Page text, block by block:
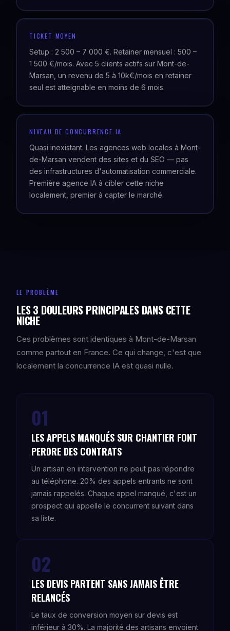
TICKET MOYEN
Setup : 2 500 – 7 000 €. Retainer mensuel : 500 –
1 500 €/mois. Avec 5 clients actifs sur Mont-de-
Marsan, un revenu de 5 à 10k€/mois en retainer
seul est atteignable en moins de 6 mois.
NIVEAU DE CONCURRENCE IA
Quasi inexistant. Les agences web locales à Mont-
de-Marsan vendent des sites et du SEO — pas
des infrastructures d'automatisation commerciale.
Première agence IA à cibler cette niche
localement, premier à capter le marché.
LE PROBLÈME
LES 3 DOULEURS PRINCIPALES DANS CETTE
NICHE
Ces problèmes sont identiques à Mont-de-Marsan
comme partout en France. Ce qui change, c'est que
localement la concurrence IA est quasi nulle.
01
LES APPELS MANQUÉS SUR CHANTIER FONT
PERDRE DES CONTRATS
Un artisan en intervention ne peut pas répondre
au téléphone. 20% des appels entrants ne sont
jamais rappelés. Chaque appel manqué, c'est un
prospect qui appelle le concurrent suivant dans
sa liste.
02
LES DEVIS PARTENT SANS JAMAIS ÊTRE
RELANCÉS
Le taux de conversion moyen sur devis est
inférieur à 30%. La majorité des artisans envoient